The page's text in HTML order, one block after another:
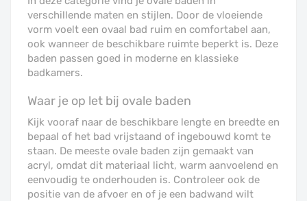
verschillende maten en stijlen. Door de vloeiende
vorm voelt een ovaal bad ruim en comfortabel aan,
ook wanneer de beschikbare ruimte beperkt is. Deze
baden passen goed in moderne en klassieke
badkamers.
Waar je op let bij ovale baden
Kijk vooraf naar de beschikbare lengte en breedte en
bepaal of het bad vrijstaand of ingebouwd komt te
staan. De meeste ovale baden zijn gemaakt van
acryl, omdat dit materiaal licht, warm aanvoelend en
eenvoudig te onderhouden is. Controleer ook de
positie van de afvoer en of je een badwand wilt